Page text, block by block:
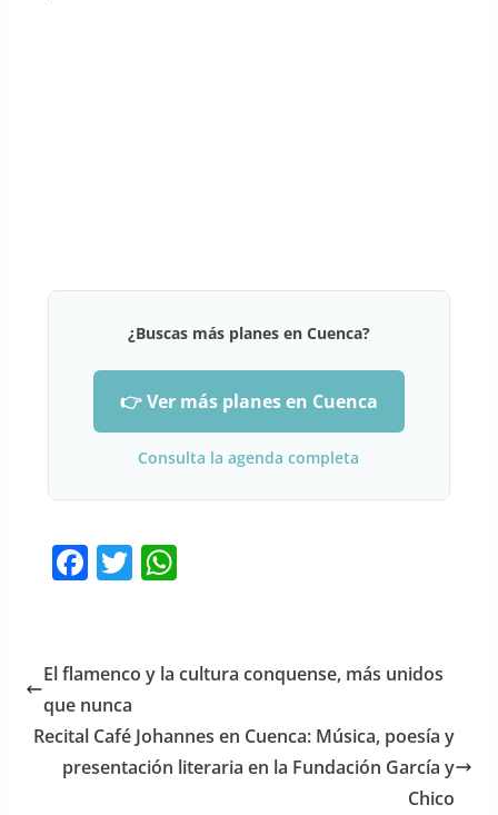
¿Buscas más planes en Cuenca?
👉 Ver más planes en Cuenca
Consulta la agenda completa
F
e
b
o
o
T
er
W
s
p
p
El flamenco y la cultura conquense, más unidos
que nunca
Recital Café Johannes en Cuenca: Música, poesía y
presentación literaria en la Fundación García y
Chico